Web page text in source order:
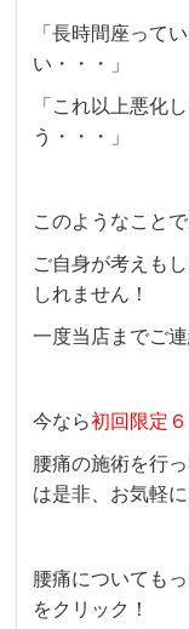
「長時間座って
い・・・」
「これ以上悪化
う・・・」
このようなこと
ご自身が考えも
しれません！
一度当店までご連
今なら初回限定
腰痛の施術を行
は是非、お気軽
腰痛についても
をクリック！